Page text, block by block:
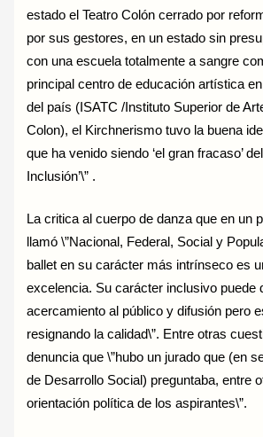
estado el Teatro Colón cerrado por
por sus gestores, en un estado sin
con una escuela totalmente a sangre
principal centro de educación artística
del país (ISATC /Instituto Superior de
Colon), el Kirchnerismo tuvo la buena
que ha venido siendo ‘el gran fracaso’
Inclusión’\” .
La critica al cuerpo de danza que en un
llamó \”Nacional, Federal, Social y
ballet en su carácter más intrínseco es
excelencia. Su carácter inclusivo puede
acercamiento al público y difusión pero
resignando la calidad\”. Entre otras
denuncia que \”hubo un jurado que (en
de Desarrollo Social) preguntaba, entre
orientación política de los aspirantes\”.